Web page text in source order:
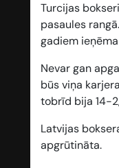
Turcijas
pasaules
gadiem
Nevar gan
būs viņa
tobrīd bija 14-
Latvijas
apgrūtināta.